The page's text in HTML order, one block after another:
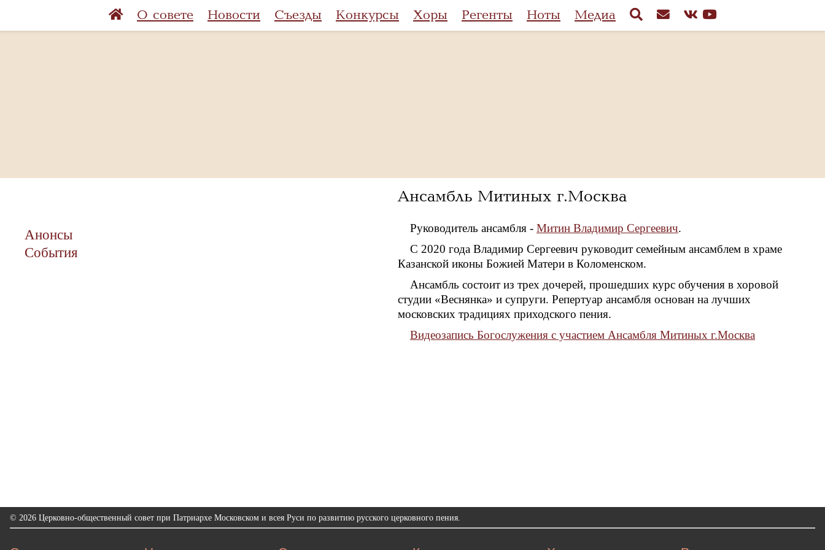
О совете Новости Съезды Конкурсы Хоры Регенты Ноты Медиа
Ансамбль Митиных г.Москва
Анонсы
События
Руководитель ансамбля - Митин Владимир Сергеевич.
С 2020 года Владимир Сергеевич руководит семейным ансамблем в храме
Казанской иконы Божией Матери в Коломенском.
Ансамбль состоит из трех дочерей, прошедших курс обучения в хоровой
студии «Веснянка» и супруги. Репертуар ансамбля основан на лучших
московских традициях приходского пения.
Видеозапись Богослужения с участием Ансамбля Митиных г.Москва
© 2026 Церковно-общественный совет при Патриархе Московском и всея Руси по развитию русского церковного пения.